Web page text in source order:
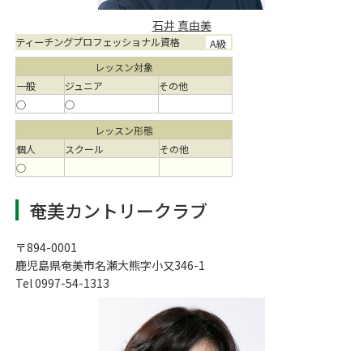
石井 真由美
ティーチングプロフェッショナル資格 A級
レッスン対象
一般
ジュニア
その他
○
○
レッスン形態
個人
スクール
その他
○
奄美カントリークラブ
〒894-0001
鹿児島県奄美市名瀬大熊字小又346-1
Tel 0997-54-1313